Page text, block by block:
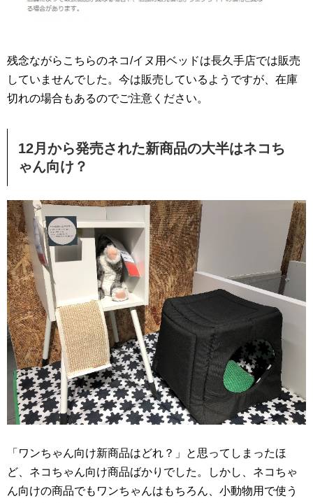
残念ながらこちらのネコ/イヌ用ベッドは長久手店では販売
していませんでした。今は販売しているようですが、在庫
切れの場合もあるのでご注意ください。
12月から発売された新商品の大半はネコち
ゃん向け？
「ワンちゃん向け新商品はどれ？」と思ってしまったほ
ど、ネコちゃん向け商品ばかりでした。しかし、ネコちゃ
ん向けの商品でもワンちゃんはもちろん、小動物用で使う